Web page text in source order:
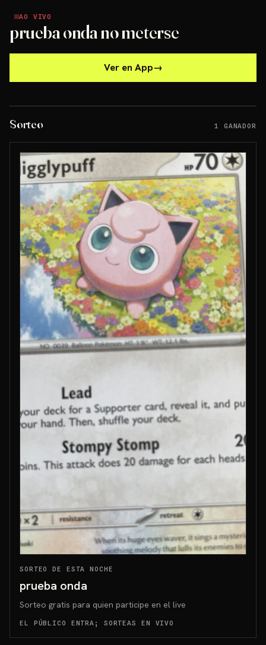
AO VIVO
AO VIVO
prueba onda no meterse
Ver en App→
Sorteo 1 GANADOR
SORTEO DE ESTA NOCHE
prueba onda
Sorteo gratis para quien participe en el live
EL PÚBLICO ENTRA; SORTEAS EN VIVO